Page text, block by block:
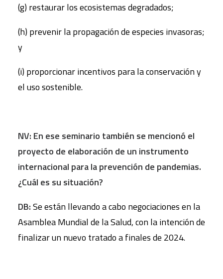
(g) restaurar los ecosistemas degradados;
(h) prevenir la propagación de especies invasoras;
y
(i) proporcionar incentivos para la conservación y
el uso sostenible.
NV: En ese seminario también se mencionó el
proyecto de elaboración de un instrumento
internacional para la prevención de pandemias.
¿Cuál es su situación?
DB:Se están llevando a cabo negociaciones en la
Asamblea Mundial de la Salud, con la intención de
finalizar un nuevo tratado a finales de 2024.